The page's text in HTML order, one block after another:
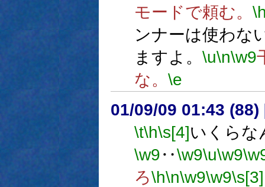
モードで頼む。
ンナーは使わな
ますよ。 \u\n\w9
な。 \e
01/09/09 01:43 (88)
\t\h\s[4]いくら
\w9‥\w9\u\w9
ろ\h\n\w9\w9\s[3]